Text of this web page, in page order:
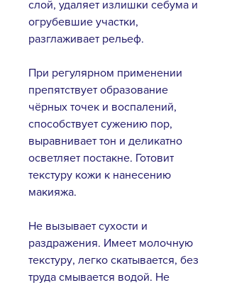
слой, удаляет излишки себума и
огрубевшие участки,
разглаживает рельеф.
При регулярном применении
препятствует образование
чёрных точек и воспалений,
способствует сужению пор,
выравнивает тон и деликатно
осветляет постакне. Готовит
текстуру кожи к нанесению
макияжа.
Не вызывает сухости и
раздражения. Имеет молочную
текстуру, легко скатывается, без
труда смывается водой. Не